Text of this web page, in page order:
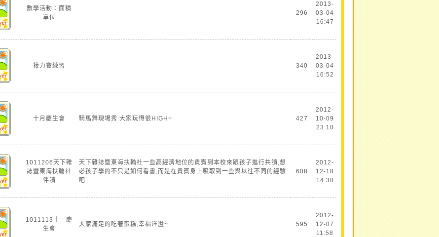
數學活動：面積
單位
296
2013-
03-04
16:47
接力賽練習 340
2013-
03-04
16:52
十月慶生會 騎馬舞現場秀 大家玩得很HIGH~ 427
2012-
10-09
23:10
1011206天下雜
誌暨東海扶輪社
伴讀
天下雜誌暨東海扶輪社一些高經濟地位的貴賓到本校來跟孩子進行共讀,想
必孩子學的不只是如何看書,而是在貴賓身上吸取到一些與以往不同的經驗
吧
608
2012-
12-18
14:30
1011113十一慶
生會
大家滿足的吃著蛋糕,幸福洋溢~ 595
2012-
12-07
11:58